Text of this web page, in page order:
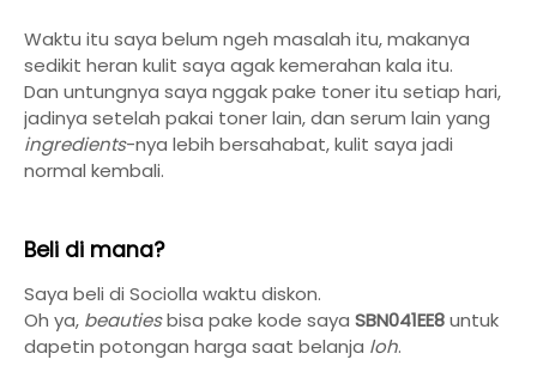
Waktu itu saya belum ngeh masalah itu, makanya
sedikit heran kulit saya agak kemerahan kala itu.
Dan untungnya saya nggak pake toner itu setiap hari,
jadinya setelah pakai toner lain, dan serum lain yang
ingredients-nya lebih bersahabat, kulit saya jadi
normal kembali.
Beli di mana?
Saya beli di Sociolla waktu diskon.
Oh ya, beautiesbisa pake kode saya SBN041EE8untuk
dapetin potongan harga saat belanja loh.